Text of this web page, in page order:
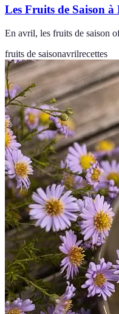
Les Fruits de Saison
En avril, les fruits de saison
fruits de saisonavrilrecettes